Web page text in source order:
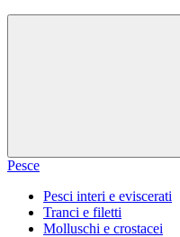
Pesce
Pesci interi e eviscerati
Tranci e filetti
Molluschi e crostacei